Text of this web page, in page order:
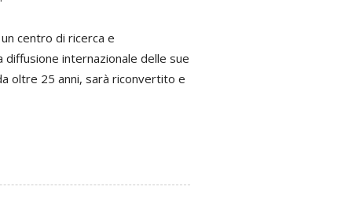
centro di ricerca e
internazionale delle sue
oltre 25 anni, sarà riconvertito e